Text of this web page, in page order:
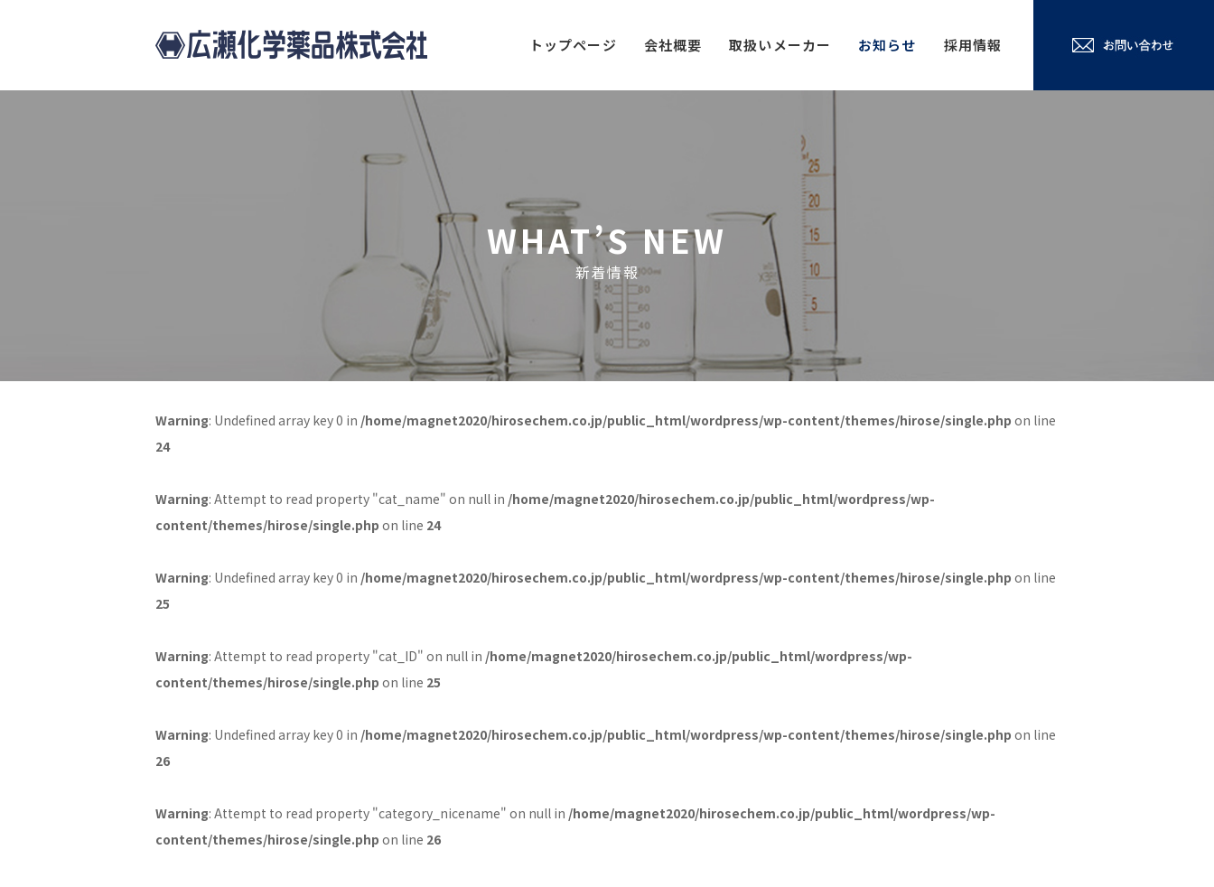
トップページ 会社概要 取扱いメーカー お知らせ 採用情報
WHAT’S NEW
新着情報
Warning: Undefined array key 0 in /home/magnet2020/hirosechem.co.jp/public_html/wordpress/wp-content/themes/hirose/single.php on line
24
Warning: Attempt to read property "cat_name" on null in /home/magnet2020/hirosechem.co.jp/public_html/wordpress/wp-
content/themes/hirose/single.php on line 24
Warning: Undefined array key 0 in /home/magnet2020/hirosechem.co.jp/public_html/wordpress/wp-content/themes/hirose/single.php on line
25
Warning: Attempt to read property "cat_ID" on null in /home/magnet2020/hirosechem.co.jp/public_html/wordpress/wp-
content/themes/hirose/single.php on line 25
Warning: Undefined array key 0 in /home/magnet2020/hirosechem.co.jp/public_html/wordpress/wp-content/themes/hirose/single.php on line
26
Warning: Attempt to read property "category_nicename" on null in /home/magnet2020/hirosechem.co.jp/public_html/wordpress/wp-
content/themes/hirose/single.php on line 26